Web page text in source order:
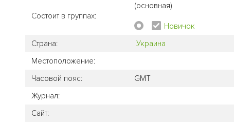
Состоит в группах:
(основная)
Новичок
Страна:
Украина
Местоположение:
Часовой пояс:
GMT
Журнал:
Сайт: